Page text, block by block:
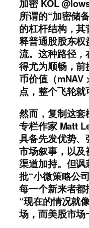
加密 KOL
所谓的“加密储
的杠杆结构，
释普通股股东
流。 这种路径
得尤为顺畅，
币价值（mNAV
点，整个飞轮就
然而，复制这
专栏作家 Matt
具备先发优势
市场叙事，以
渠道加持。但
批“小微策略公
每一个新来者都
“现在的情况就
场，而美股市